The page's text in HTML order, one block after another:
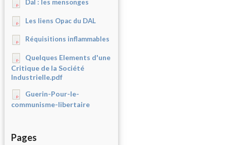
Dal : les mensonges
Les liens Opac du DAL
Réquisitions inflammables
Quelques Elements d'une
Critique de la Société
Industrielle.pdf
Guerin-Pour-le-
communisme-libertaire
Pages